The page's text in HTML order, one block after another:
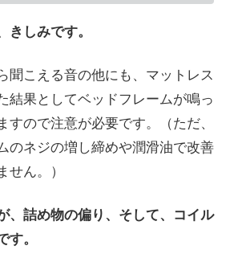
きしみです。
聞こえる音の他にも、マットレス
結果としてベッドフレームが鳴っ
すので注意が必要です。（ただ、
のネジの増し締めや潤滑油で改善
せん。）
、詰め物の偏り、そして、コイル
す。